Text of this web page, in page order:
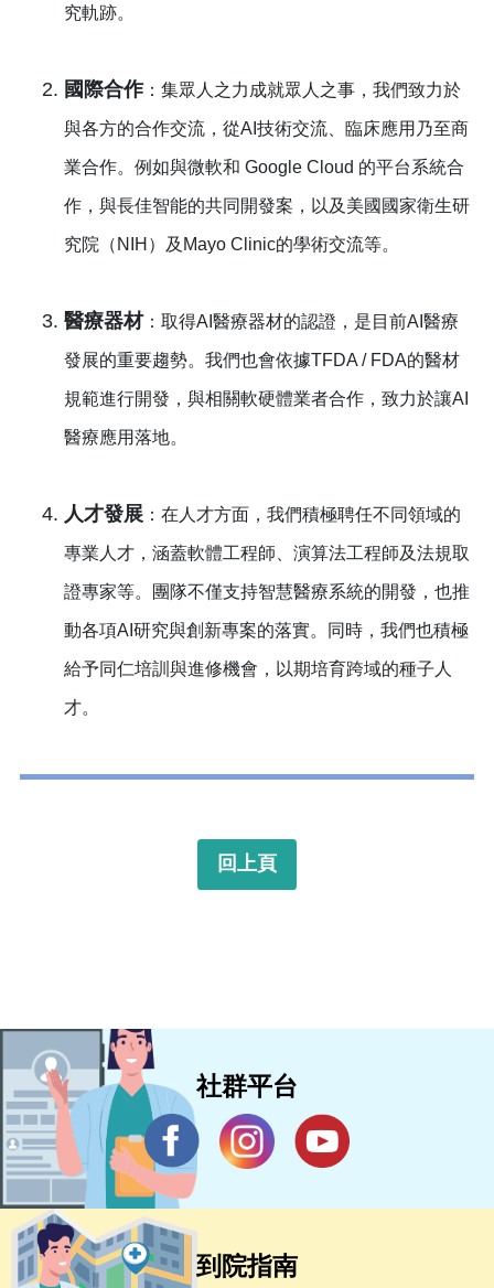
究軌跡。
國際合作：集眾人之力成就眾人之事，我們致力於
與各方的合作交流，從AI技術交流、臨床應用乃至商
業合作。例如與微軟和 Google Cloud 的平台系統合
作，與長佳智能的共同開發案，以及美國國家衛生研
究院（NIH）及Mayo Clinic的學術交流等。
醫療器材：取得AI醫療器材的認證，是目前AI醫療
發展的重要趨勢。我們也會依據TFDA / FDA的醫材
規範進行開發，與相關軟硬體業者合作，致力於讓AI
醫療應用落地。
人才發展 ：在人才方面，我們積極聘任不同領域的
專業人才，涵蓋軟體工程師、演算法工程師及法規取
證專家等。團隊不僅支持智慧醫療系統的開發，也推
動各項AI研究與創新專案的落實。同時，我們也積極
給予同仁培訓與進修機會，以期培育跨域的種子人
才。
回上頁
社群平台
到院指南